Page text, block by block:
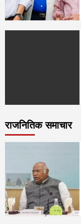
राजनितिक समाचार